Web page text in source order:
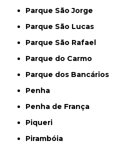
Parque São Jorge
Parque São Lucas
Parque São Rafael
Parque do Carmo
Parque dos Bancários
Penha
Penha de França
Piqueri
Pirambóia